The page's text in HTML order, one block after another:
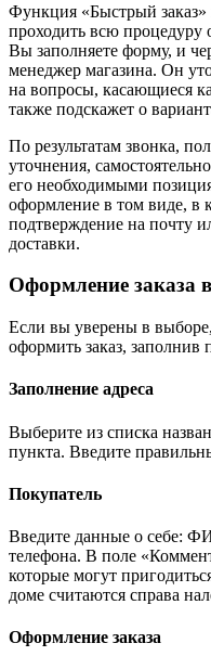
Функция «Быстрый заказ»
проходить всю процедуру
Вы заполняете форму, и
менеджер магазина. Он
на вопросы, касающиеся
также подскажет о
По результатам звонка,
уточнения,
его необходимыми
оформление в том виде, в
подтверждение на почту
доставки.
Оформление заказа
Если вы уверены в
оформить заказ, заполнив
Заполнение адреса
Выберите из списка
пункта. Введите
Покупатель
Введите данные о себе:
телефона. В поле
которые могут
доме считаются справа
Оформление заказа